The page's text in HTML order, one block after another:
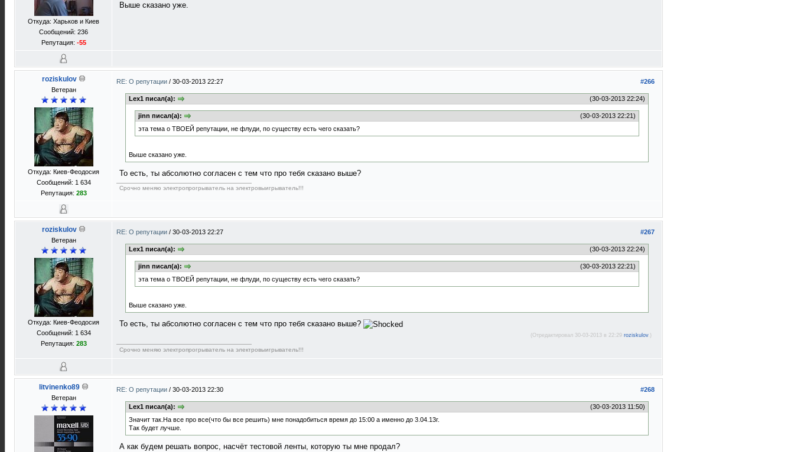
Откуда: Харьков и Киев
Сообщений: 236
Репутация: -55
Выше сказано уже.
roziskulov
Ветеран
Откуда: Киев-Феодосия
Сообщений: 1 634
Репутация: 283
#266
RE: О репутации / 30-03-2013 22:27
(30-03-2013 22:24)
Lex1 писал(а):
(30-03-2013 22:21)
jinn писал(а):
эта тема о ТВОЕЙ репутации, не флуди, по существу есть чего сказать?
Выше сказано уже.
То есть, ты абсолютно согласен с тем что про тебя сказано выше?
Срочно меняю электропрогрыватель на электровыигрыватель!!!
roziskulov
Ветеран
Откуда: Киев-Феодосия
Сообщений: 1 634
Репутация: 283
#267
RE: О репутации / 30-03-2013 22:27
(30-03-2013 22:24)
Lex1 писал(а):
(30-03-2013 22:21)
jinn писал(а):
эта тема о ТВОЕЙ репутации, не флуди, по существу есть чего сказать?
Выше сказано уже.
То есть, ты абсолютно согласен с тем что про тебя сказано выше?
(Отредактировал 30-03-2013 в 22:29 roziskulov.)
Срочно меняю электропрогрыватель на электровыигрыватель!!!
litvinenko89
Ветеран
#268
RE: О репутации / 30-03-2013 22:30
(30-03-2013 11:50)
Lex1 писал(а):
Значит так.На все про все(что бы все решить) мне понадобиться время до 15:00 а именно до 3.04.13г.
Так будет лучше.
А как будем решать вопрос, насчёт тестовой ленты, которую ты мне продал?